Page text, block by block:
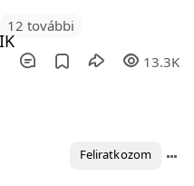
12 további
13.3K
Feliratkozom